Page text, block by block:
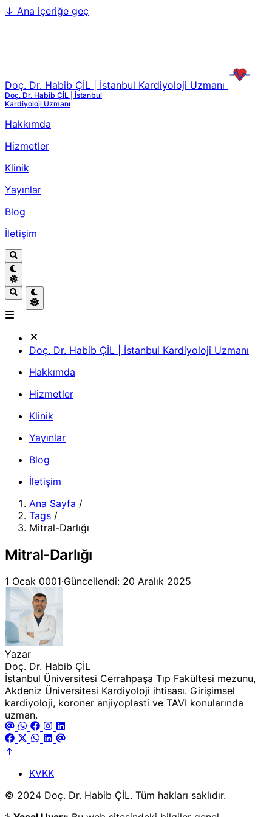
↓ Ana içeriğe geç
Doç. Dr. Habib ÇİL | İstanbul Kardiyoloji Uzmanı
Doç. Dr. Habib ÇİL | İstanbul
Kardiyoloji Uzmanı
Hakkımda
Hizmetler
Klinik
Yayınlar
Blog
İletişim
Doç. Dr. Habib ÇİL | İstanbul Kardiyoloji Uzmanı
Hakkımda
Hizmetler
Klinik
Yayınlar
Blog
İletişim
Ana Sayfa /
Tags /
Mitral-Darlığı
Mitral-Darlığı
1 Ocak 0001·Güncellendi: 20 Aralık 2025
Yazar
Doç. Dr. Habib ÇİL
İstanbul Üniversitesi Cerrahpaşa Tıp Fakültesi mezunu,
Akdeniz Üniversitesi Kardiyoloji ihtisası. Girişimsel
kardiyoloji, koroner anjiyoplasti ve TAVI konularında
uzman.
↑
KVKK
© 2024 Doç. Dr. Habib ÇİL. Tüm hakları saklıdır.